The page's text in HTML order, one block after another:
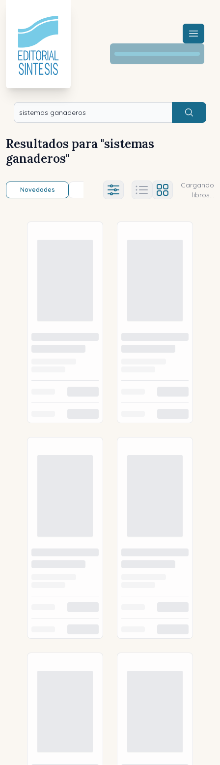
Menú
Buscar
Resultados para "sistemas
ganaderos"
Novedades Título (a-z) Título (z-a)
Ajustes abierto
Cargando
libros...